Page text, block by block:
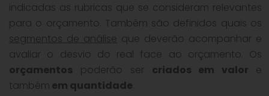
indicadas as rubricas que se consideram relevantes
para o orçamento. Também são definidos quais os
segmentos de análise que deverão acompanhar e
avaliar o desvio do real face ao orçamento. Os
orçamentos poderão ser criados em valor e
também em quantidade